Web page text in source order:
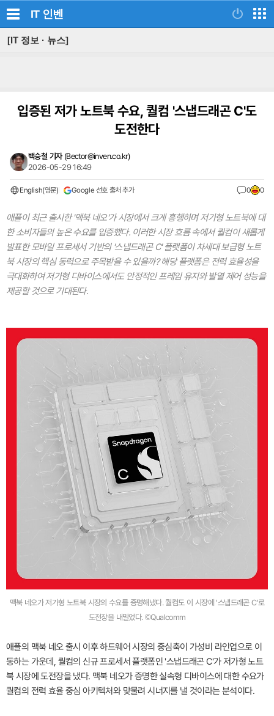
IT 인벤
[IT 정보 · 뉴스]
입증된 저가 노트북 수요, 퀄컴 '스냅드래곤 C'도
도전한다
백승철 기자 (Bector@inven.co.kr)
2026-05-29 16:49
English(영문) Google 선호 출처 추가 0 0
애플이 최근 출시한 '맥북 네오'가 시장에서 크게 흥행하며 저가형 노트북에 대
한 소비자들의 높은 수요를 입증했다. 이러한 시장 흐름 속에서 퀄컴이 새롭게
발표한 모바일 프로세서 기반의 '스냅드래곤 C' 플랫폼이 차세대 보급형 노트
북 시장의 핵심 동력으로 주목받을 수 있을까? 해당 플랫폼은 전력 효율성을
극대화하여 저가형 디바이스에서도 안정적인 프레임 유지와 발열 제어 성능을
제공할 것으로 기대된다.
맥북 네오가 저가형 노트북 시장의 수요를 증명해냈다. 퀄컴도 이 시장에 '스냅드래곤 C'로
도전장을 내밀었다. ©Qualcomm
애플의 맥북 네오 출시 이후 하드웨어 시장의 중심축이 가성비 라인업으로 이
동하는 가운데, 퀄컴의 신규 프로세서 플랫폼인 '스냅드래곤 C'가 저가형 노트
북 시장에 도전장을 냈다. 맥북 네오가 증명한 실속형 디바이스에 대한 수요가
퀄컴의 전력 효율 중심 아키텍처와 맞물려 시너지를 낼 것이라는 분석이다.